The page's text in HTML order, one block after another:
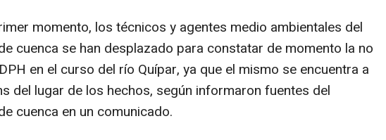
momento, los técnicos y agentes medio ambientales del
cuenca se han desplazado para constatar de momento la no
en el curso del río Quípar, ya que el mismo se encuentra a
del lugar de los hechos, según informaron fuentes del
cuenca en un comunicado.